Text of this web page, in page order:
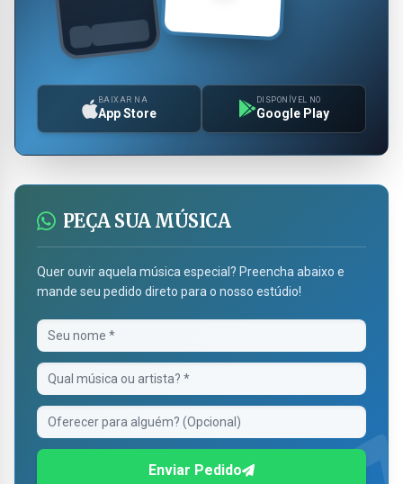
BAIXAR NA
App Store
DISPONÍVEL NO
Google Play
PEÇA SUA MÚSICA
Quer ouvir aquela música especial? Preencha abaixo e
mande seu pedido direto para o nosso estúdio!
Enviar Pedido